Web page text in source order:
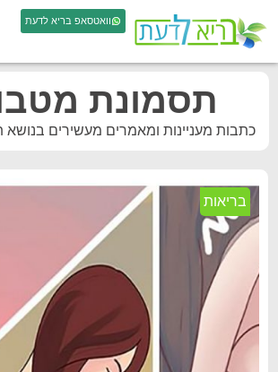
וואטסאפ בריא לדעת
תסמונת
כתבות מעניינות ומאמרים מעשירים
בריאות